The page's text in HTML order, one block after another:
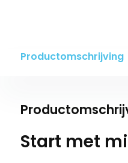
Productomschrijving
Start met